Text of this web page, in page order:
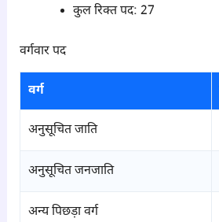
कुल रिक्त पद: 27
वर्गवार पद
वर्ग
अनुसूचित जाति
अनुसूचित जनजाति
अन्य पिछड़ा वर्ग